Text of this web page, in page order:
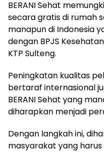
BERANI Sehat
secara gratis di rumah
manapun di Indonesia
dengan BPJS
KTP Sulteng.
Peningkatan kualitas
bertaraf internasional
BERANI Sehat yang
diharapkan menjadi
Dengan langkah ini,
masyarakat yang